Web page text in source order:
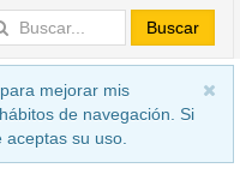
Buscar
mejorar mis
de navegación. Si
su uso.